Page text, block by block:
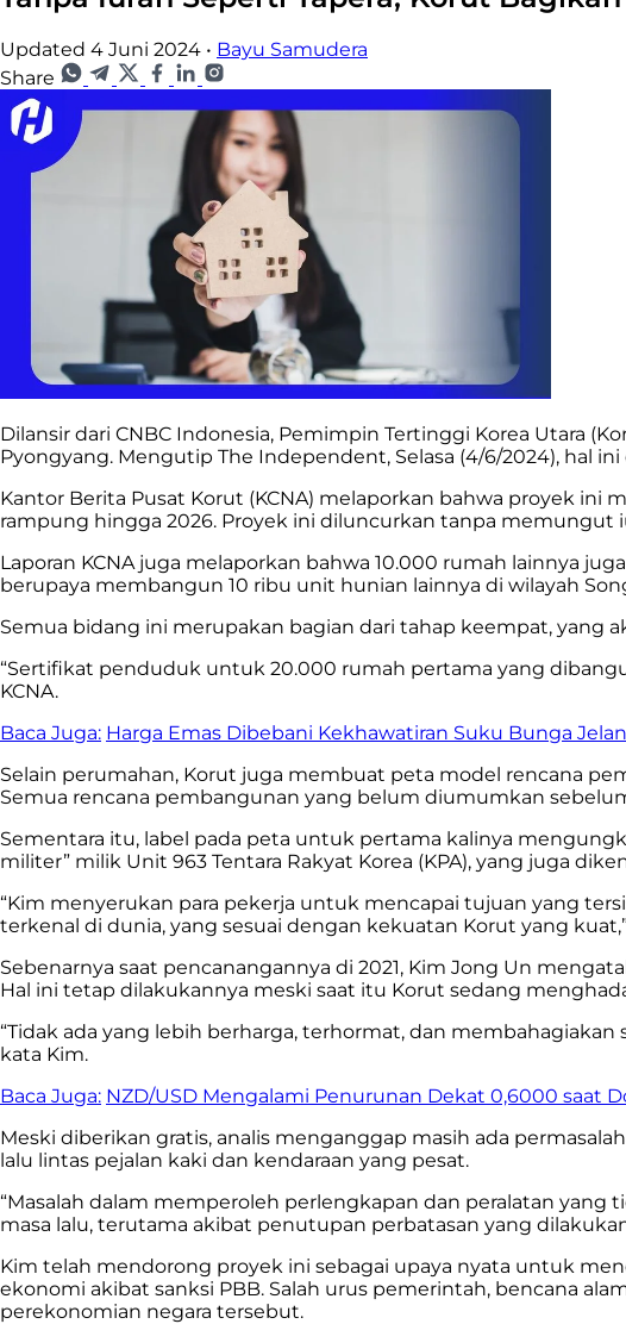
Updated 4 Juni 2024 • Bayu Samudera
Share
Dilansir dari CNBC Indonesia, Pemimpin Tertinggi Korea Utara
Pyongyang. Mengutip The Independent, Selasa (4/6/2024), hal
Kantor Berita Pusat Korut (KCNA) melaporkan bahwa proyek
rampung hingga 2026. Proyek ini diluncurkan tanpa memungut
Laporan KCNA juga melaporkan bahwa 10.000 rumah lainnya
berupaya membangun 10 ribu unit hunian lainnya di wilayah
Semua bidang ini merupakan bagian dari tahap keempat, yang
“Sertifikat penduduk untuk 20.000 rumah pertama yang
KCNA.
Baca Juga: Harga Emas Dibebani Kekhawatiran Suku Bunga
Selain perumahan, Korut juga membuat peta model rencana
Semua rencana pembangunan yang belum diumumkan
Sementara itu, label pada peta untuk pertama kalinya
militer” milik Unit 963 Tentara Rakyat Korea (KPA), yang juga
“Kim menyerukan para pekerja untuk mencapai tujuan yang
terkenal di dunia, yang sesuai dengan kekuatan Korut yang
Sebenarnya saat pencanangannya di 2021, Kim Jong Un
Hal ini tetap dilakukannya meski saat itu Korut sedang
“Tidak ada yang lebih berharga, terhormat, dan
kata Kim.
Baca Juga: NZD/USD Mengalami Penurunan Dekat 0,6000 saat
Meski diberikan gratis, analis menganggap masih ada
lalu lintas pejalan kaki dan kendaraan yang pesat.
“Masalah dalam memperoleh perlengkapan dan peralatan
masa lalu, terutama akibat penutupan perbatasan yang
Kim telah mendorong proyek ini sebagai upaya nyata untuk
ekonomi akibat sanksi PBB. Salah urus pemerintah, bencana
perekonomian negara tersebut.